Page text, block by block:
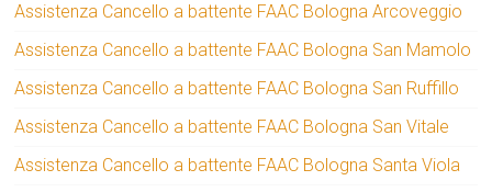
Assistenza Cancello a battente FAAC Bologna Arcoveggio
Assistenza Cancello a battente FAAC Bologna San Mamolo
Assistenza Cancello a battente FAAC Bologna San Ruffillo
Assistenza Cancello a battente FAAC Bologna San Vitale
Assistenza Cancello a battente FAAC Bologna Santa Viola